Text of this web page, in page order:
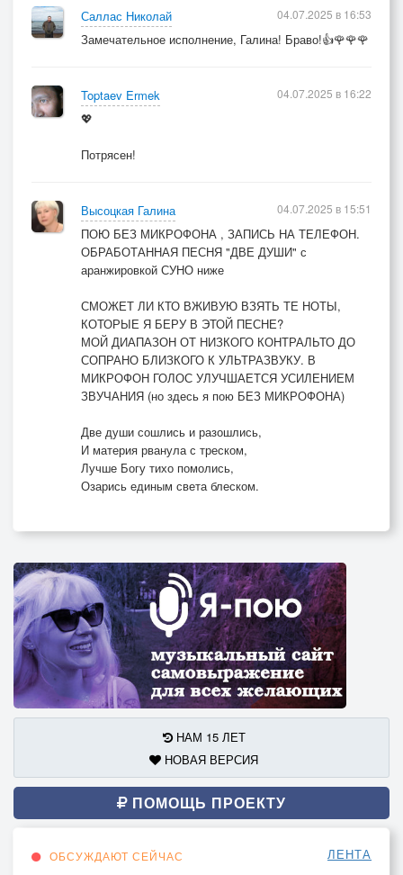
Саллас Николай
Замечательное исполнение, Галина! Браво!👍🌹🌹🌹
04.07.2025 в 16:53
Toptaev Ermek
💖
Потрясен!
04.07.2025 в 16:22
Высоцкая Галина
ПОЮ БЕЗ МИКРОФОНА , ЗАПИСЬ НА ТЕЛЕФОН.
ОБРАБОТАННАЯ ПЕСНЯ "ДВЕ ДУШИ" с
аранжировкой СУНО ниже
СМОЖЕТ ЛИ КТО ВЖИВУЮ ВЗЯТЬ ТЕ НОТЫ,
КОТОРЫЕ Я БЕРУ В ЭТОЙ ПЕСНЕ?
МОЙ ДИАПАЗОН ОТ НИЗКОГО КОНТРАЛЬТО ДО
СОПРАНО БЛИЗКОГО К УЛЬТРАЗВУКУ. В
МИКРОФОН ГОЛОС УЛУЧШАЕТСЯ УСИЛЕНИЕМ
ЗВУЧАНИЯ (но здесь я пою БЕЗ МИКРОФОНА)
Две души сошлись и разошлись,
И материя рванула с треском,
Лучше Богу тихо помолись,
Озарись единым света блеском.
04.07.2025 в 15:51
НАМ 15 ЛЕТ
НОВАЯ ВЕРСИЯ
ПОМОЩЬ ПРОЕКТУ
ОБСУЖДАЮТ СЕЙЧАС ЛЕНТА